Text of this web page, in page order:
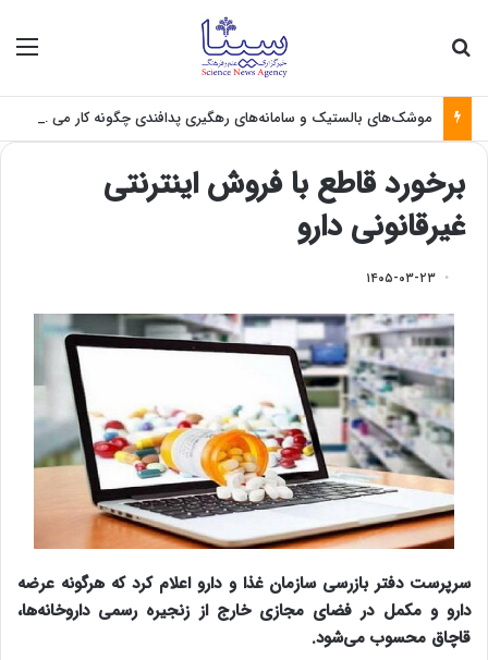
موشک‌های بالستیک و سامانه‌های رهگیری پدافندی چگونه کار می کنند؟
برخورد قاطع با فروش اینترنتی
غیرقانونی دارو
۱۴۰۵-۰۳-۲۳
سرپرست دفتر بازرسی سازمان غذا و دارو اعلام کرد که هرگونه عرضه
دارو و مکمل در فضای مجازی خارج از زنجیره رسمی داروخانه‌ها،
قاچاق محسوب می‌شود.